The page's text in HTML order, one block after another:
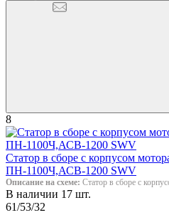
8
Статор в сборе с корпусом
ПН-1100Ч,АСВ-1200 SWV
Описание на схеме: Статор в сборе с
В наличии 17 шт.
61/53/32